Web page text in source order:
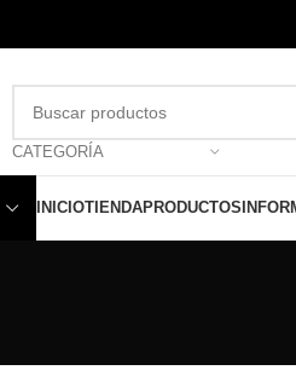
CATEGORÍA
INICIOTIENDAPRODUCTOS